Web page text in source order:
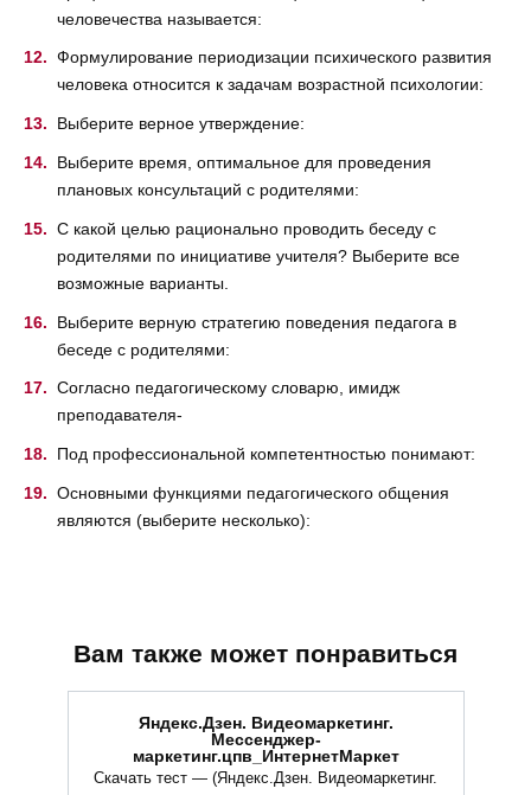
человечества называется:
Формулирование периодизации психического развития
человека относится к задачам возрастной психологии:
Выберите верное утверждение:
Выберите время, оптимальное для проведения
плановых консультаций с родителями:
С какой целью рационально проводить беседу с
родителями по инициативе учителя? Выберите все
возможные варианты.
Выберите верную стратегию поведения педагога в
беседе с родителями:
Согласно педагогическому словарю, имидж
преподавателя-
Под профессиональной компетентностью понимают:
Основными функциями педагогического общения
являются (выберите несколько):
Вам также может понравиться
Яндекс.Дзен. Видеомаркетинг.
Мессенджер-
маркетинг.цпв_ИнтернетМаркет
Скачать тест — (Яндекс.Дзен. Видеомаркетинг.